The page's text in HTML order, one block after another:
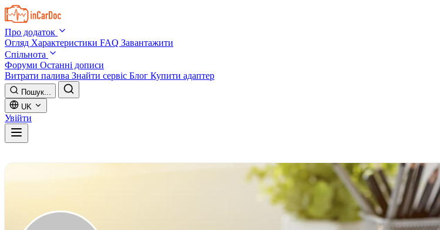
Skip to main content
Про додаток
Огляд Характеристики FAQ Завантажити
Спільнота
Форуми Останні дописи
Витрати палива Знайти сервіс Блог Купити адаптер
Пошук...
UK
Увійти